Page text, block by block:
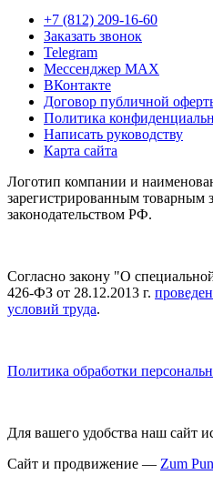
+7 (812) 209-16-60
Заказать звонок
Telegram
Мессенджер MAX
ВКонтакте
Договор публичной
Политика
Написать руководству
Карта сайта
Логотип компании и
зарегистрированным товарным
законодательством РФ.
Согласно закону "О
426-ФЗ от 28.12.2013 г.
условий труда.
Политика обработки
Для вашего удобства наш сайт
Сайт и продвижение — Zum